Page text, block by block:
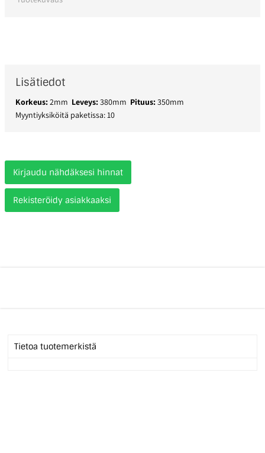
Lisätiedot
Korkeus:2mm Leveys:380mm Pituus:350mm
Myyntiyksiköitä paketissa: 10
Kirjaudu nähdäksesi hinnat
Rekisteröidy asiakkaaksi
Tietoa tuotemerkistä